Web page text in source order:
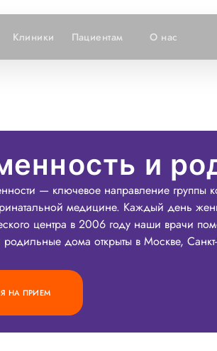
Клиники Пациентам О нас
и
— ключевое направление
медицине. Каждый день
центра в 2006 году наши врачи
дома открыты в Москве,
НА ПРИЕМ